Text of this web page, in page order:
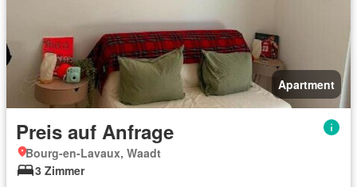
Apartment
Preis auf Anfrage
Bourg-en-Lavaux, Waadt
3 Zimmer